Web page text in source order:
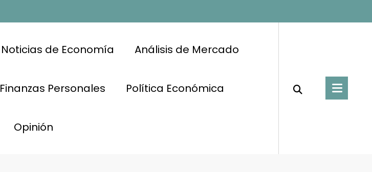
Noticias de Economía Análisis de Mercado
Finanzas Personales Política Económica
Opinión